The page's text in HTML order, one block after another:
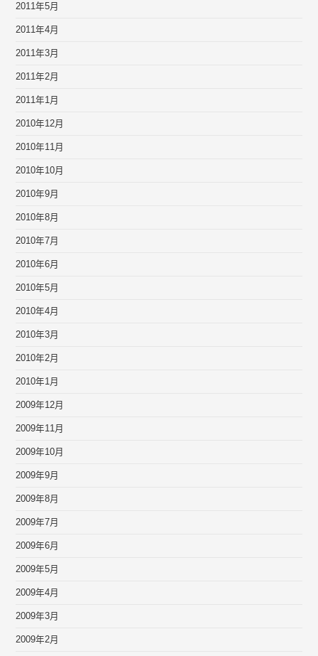
2011年5月
2011年4月
2011年3月
2011年2月
2011年1月
2010年12月
2010年11月
2010年10月
2010年9月
2010年8月
2010年7月
2010年6月
2010年5月
2010年4月
2010年3月
2010年2月
2010年1月
2009年12月
2009年11月
2009年10月
2009年9月
2009年8月
2009年7月
2009年6月
2009年5月
2009年4月
2009年3月
2009年2月